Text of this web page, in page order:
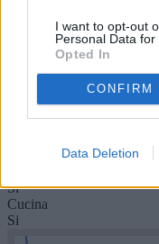
I want to opt-out
Personal Data for
Opted In
CONFIRM
Data Deletion
Condizioni
Buone condizioni
Riscaldamento
Arredamento
Si
Cucina
Si